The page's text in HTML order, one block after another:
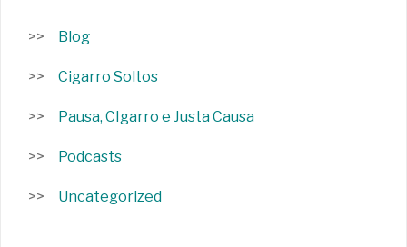
Blog
Cigarro Soltos
Pausa, CIgarro e Justa Causa
Podcasts
Uncategorized